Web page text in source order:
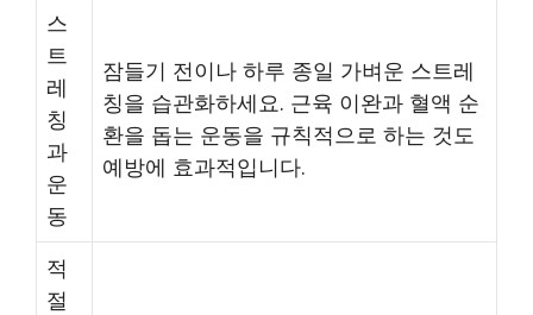
스
트
레
칭
과
운
동
잠들기 전이나 하루 종일 가벼운 스트레
칭을 습관화하세요. 근육 이완과 혈액 순
환을 돕는 운동을 규칙적으로 하는 것도
예방에 효과적입니다.
적
절